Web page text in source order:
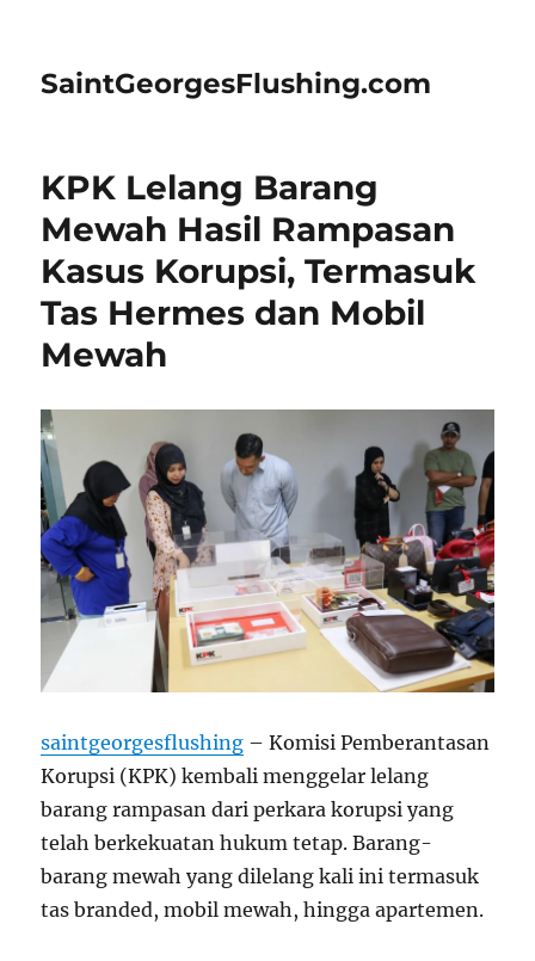
SaintGeorgesFlushing.com
KPK Lelang Barang
Mewah Hasil Rampasan
Kasus Korupsi, Termasuk
Tas Hermes dan Mobil
Mewah
saintgeorgesflushing – Komisi Pemberantasan
Korupsi (KPK) kembali menggelar lelang
barang rampasan dari perkara korupsi yang
telah berkekuatan hukum tetap. Barang-
barang mewah yang dilelang kali ini termasuk
tas branded, mobil mewah, hingga apartemen.